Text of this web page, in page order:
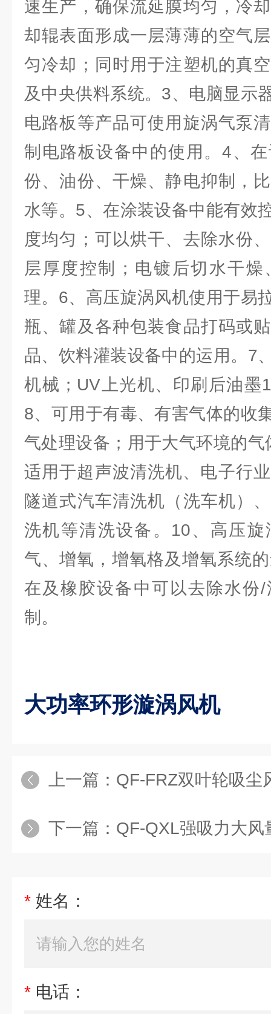
速生产，确保流延膜均匀，冷
却辊表面形成一层薄薄的空气
匀冷却；同时用于注塑机的真
及中央供料系统。3、电脑显示
电路板等产品可使用旋涡气泵
制电路板设备中的使用。4、
份、油份、干燥、静电抑制，
水等。5、在涂装设备中能有效
度均匀；可以烘干、去除水份
层厚度控制；电镀后切水干
理。6、高压旋涡风机使用于易
瓶、罐及各种包装食品打码或
品、饮料灌装设备中的运用。7
机械；UV上光机、印刷后油墨
8、可用于有毒、有害气体的收
气处理设备；用于大气环境的
适用于超声波清洗机、电子行
隧道式汽车清洗机（洗车机）
洗机等清洗设备。10、高压
气、增氧，增氧格及增氧系统
在及橡胶设备中可以去除水份
制。
大功率环形漩涡风机
上一篇： QF-FRZ双叶轮吸尘
下一篇： QF-QXL强吸力大风
* 姓名：
* 电话：